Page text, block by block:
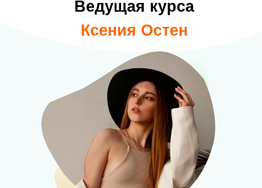
Ведущая курса
Ксения Остен